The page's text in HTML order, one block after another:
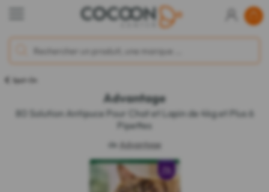
Spot-On
Advantage
80 Solution Antipuce Pour Chat et Lapin de 4kg et Plus 6
Pipettes
de Advantage